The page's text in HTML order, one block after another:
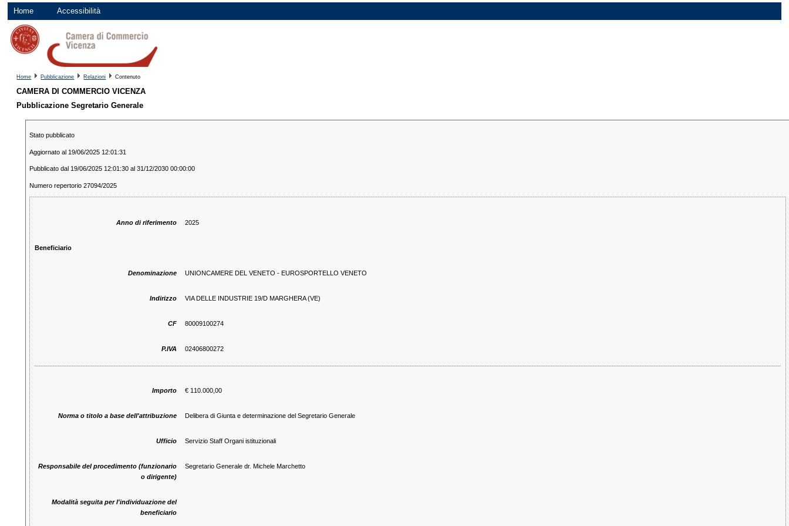
Home Accessibilità
Home Pubblicazione Relazioni Contenuto
CAMERA DI COMMERCIO VICENZA
Pubblicazione Segretario Generale
Stato pubblicato
Aggiornato al 19/06/2025 12:01:31
Pubblicato dal 19/06/2025 12:01:30 al 31/12/2030 00:00:00
Numero repertorio 27094/2025
Anno di riferimento 2025
Beneficiario
Denominazione UNIONCAMERE DEL VENETO - EUROSPORTELLO VENETO
Indirizzo VIA DELLE INDUSTRIE 19/D MARGHERA (VE)
CF 80009100274
P.IVA 02406800272
Importo € 110.000,00
Norma o titolo a base dell'attribuzione Delibera di Giunta e determinazione del Segretario Generale
Ufficio Servizio Staff Organi istituzionali
Responsabile del procedimento (funzionario
o dirigente)
Segretario Generale dr. Michele Marchetto
Modalità seguita per l'individuazione del
beneficiario